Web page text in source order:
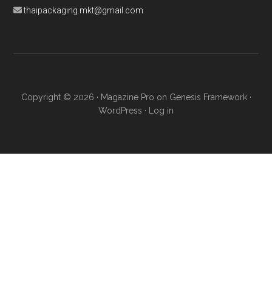
thaipackaging.mkt@gmail.com
Copyright © 2026 · Magazine Pro on Genesis Framework·
WordPress · Log in